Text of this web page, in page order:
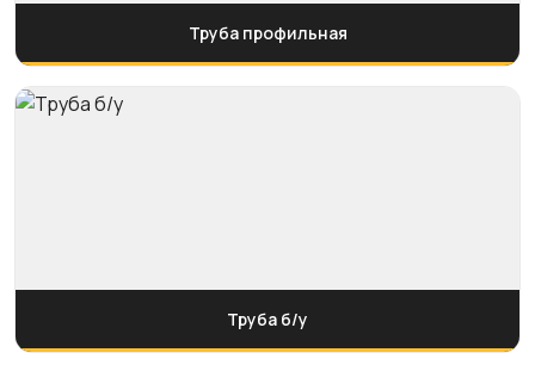
Труба профильная
Труба б/у